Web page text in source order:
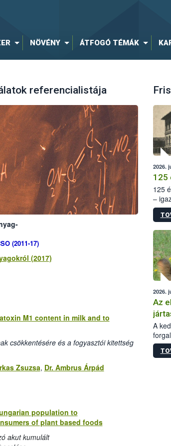
NÖVÉNY ÁTFOGÓ TÉMÁK
referencialistája
(2011-17)
(2017)
M1 content in milk and to
csökkentésére és a fogyasztói kitettség
Zsuzsa, Dr. Ambrus Árpád
population to
of plant based foods
akut kumulált
2026.
125
125
–
15.
2026.
Az
A